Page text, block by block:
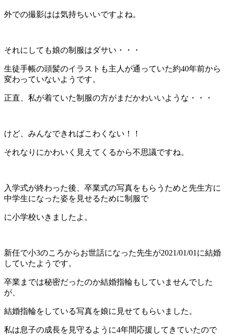
外での撮影はは気持ちいいですよね。
それにしても娘の制服はダサい・・・
生徒手帳の頭髪のイラストも主人が通っていた約40年前から
変わっていないようです。
正直、私が着ていた制服の方がまだかわいいような・・・
けど、みんなできればこわくない！！
それなりにかわいく見えてくるから不思議ですね。
入学式が終わった後、卒業式の写真をもらうためと先生方に
中学生になった姿を見せるために制服で
に小学校いきましたよ。
新任で小3のころからお世話になった先生が2021/01/01に結婚
していたようです。
卒業までは秘密だったのか結婚指輪もしていませんでした
が、
結婚指輪をしている写真を娘に見せてもらいました。
私は息子の成長を見守るように4年間応援してきていたので